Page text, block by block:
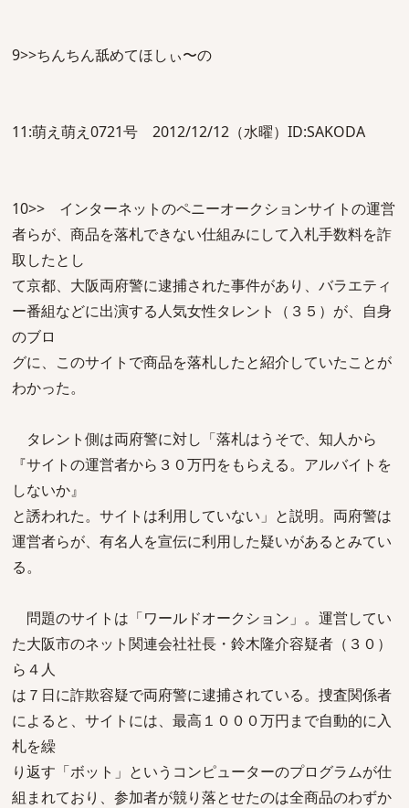
9>>ちんちん舐めてほしぃ〜の
11:萌え萌え0721号 2012/12/12（水曜）ID:SAKODA
10>> インターネットのペニーオークションサイトの運営
者らが、商品を落札できない仕組みにして入札手数料を詐
取したとし
て京都、大阪両府警に逮捕された事件があり、バラエティ
ー番組などに出演する人気女性タレント（３５）が、自身
のブロ
グに、このサイトで商品を落札したと紹介していたことが
わかった。
タレント側は両府警に対し「落札はうそで、知人から
『サイトの運営者から３０万円をもらえる。アルバイトを
しないか』
と誘われた。サイトは利用していない」と説明。両府警は
運営者らが、有名人を宣伝に利用した疑いがあるとみてい
る。
問題のサイトは「ワールドオークション」。運営してい
た大阪市のネット関連会社社長・鈴木隆介容疑者（３０）
ら４人
は７日に詐欺容疑で両府警に逮捕されている。捜査関係者
によると、サイトには、最高１０００万円まで自動的に入
札を繰
り返す「ボット」というコンピューターのプログラムが仕
組まれており、参加者が競り落とせたのは全商品のわずか